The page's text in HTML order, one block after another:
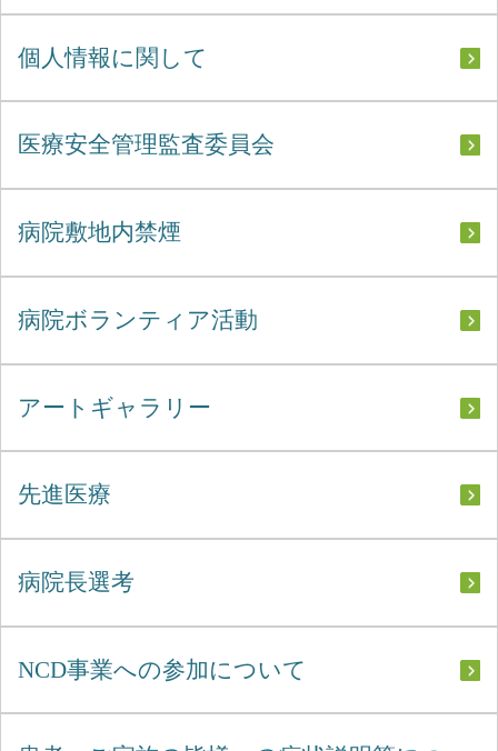
個人情報に関して
医療安全管理監査委員会
病院敷地内禁煙
病院ボランティア活動
アートギャラリー
先進医療
病院長選考
NCD事業への参加について